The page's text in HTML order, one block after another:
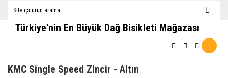
Türkiye'nin En Büyük Dağ Bisikleti Mağazası
KMC Single Speed Zincir - Altın